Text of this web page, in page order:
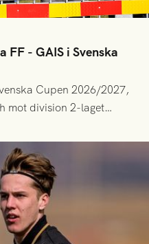
- GAIS i Svenska
Cupen 2026/2027,
mot division 2-laget
grönsvart på plats!